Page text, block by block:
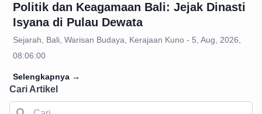
Politik dan Keagamaan Bali: Jejak Dinasti
Isyana di Pulau Dewata
Sejarah, Bali, Warisan Budaya, Kerajaan Kuno - 5, Aug, 2026,
08:06:00
Selengkapnya →
Cari Artikel